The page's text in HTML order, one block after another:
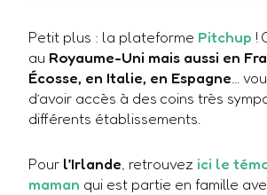
Petit plus : la plateforme Pitchup !
au Royaume-Uni mais aussi en
Écosse, en Italie, en Espagne …
d’avoir accès à des coins très
différents établissements.
Pour l’Irlande , retrouvez ici le
maman qui est partie en famille